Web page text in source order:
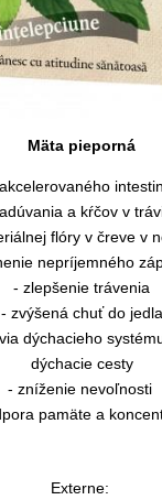
Mäta pieporná
a kŕčov v
flóry v čreve v
nepríjemného
- zlepšenie trávenia
- zvýšená chuť do jedla
dýchacieho
dýchacie cesty
- zníženie nevoľnosti
pamäte a
Externe: